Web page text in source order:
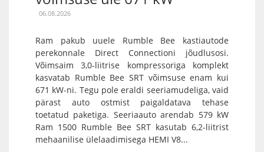
06.08.2026
Ram pakub uuele Rumble Bee kastiautode
perekonnale Direct Connectioni jõudlusosi.
Võimsaim 3,0-liitrise kompressoriga komplekt
kasvatab Rumble Bee SRT võimsuse enam kui
671 kW-ni. Tegu pole eraldi seeriamudeliga, vaid
pärast auto ostmist paigaldatava tehase
toetatud paketiga. Seeriaauto arendab 579 kW
Ram 1500 Rumble Bee SRT kasutab 6,2-liitrist
mehaanilise ülelaadimisega HEMI V8...